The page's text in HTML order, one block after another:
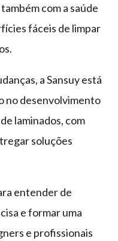
com a saúde
fáceis de limpar
a Sansuy está
no desenvolvimento
laminados, com
soluções
entender de
e formar uma
e profissionais